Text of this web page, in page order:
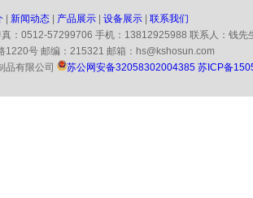
新闻动态 产品展示 设备展示
联系我们
：0512-57299706 手机：13812925988 联系人：钱先
1220号 邮编：215321 邮箱：hs@kshosun.com
品有限公司
苏公网安备32058302004385 苏ICP备